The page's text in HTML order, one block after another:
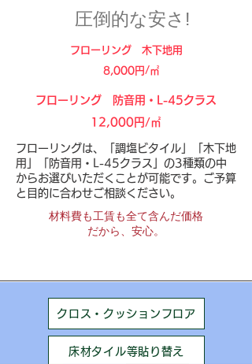
​圧倒的な安さ!
フローリング 木下地用
8,000円/㎡
​フローリング 防音用・L-45クラス
12,000円/㎡
フローリングは、「調塩ビタイル」「木下地
用」「防音用・L-45クラス」の3種類の中
からお選びいただくことが可能です。ご予算
と目的に合わせご相談ください。
材料費も工賃も全て含んだ価格
だから、安心。
クロス・クッションフロア
床材タイル等貼り替え